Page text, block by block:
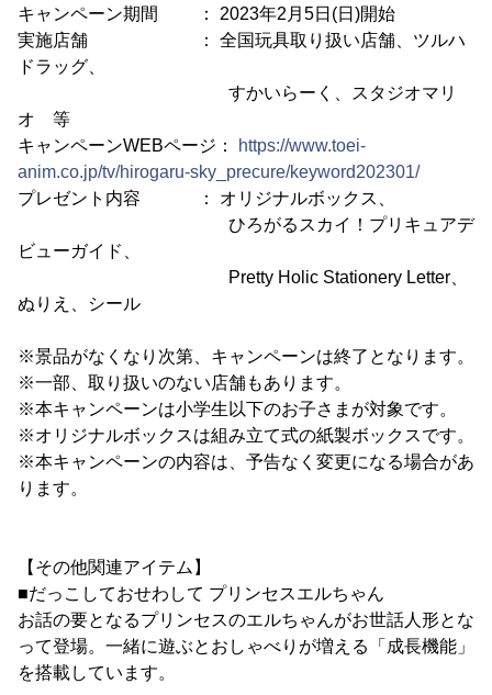
キャンペーン期間 ： 2023年2月5日(日)開始
実施店舗 ： 全国玩具取り扱い店舗、ツルハ
ドラッグ、
すかいらーく、スタジオマリ
オ 等
キャンペーンWEBページ：
https://www.toei-
anim.co.jp/tv/hirogaru-sky_precure/keyword202301/
プレゼント内容 ： オリジナルボックス、
ひろがるスカイ！プリキュアデ
ビューガイド、
Pretty Holic Stationery Letter、
ぬりえ、シール
※景品がなくなり次第、キャンペーンは終了となります。
※一部、取り扱いのない店舗もあります。
※本キャンペーンは小学生以下のお子さまが対象です。
※オリジナルボックスは組み立て式の紙製ボックスです。
※本キャンペーンの内容は、予告なく変更になる場合があ
ります。
【その他関連アイテム】
■だっこしておせわして プリンセスエルちゃん
お話の要となるプリンセスのエルちゃんがお世話人形とな
って登場。一緒に遊ぶとおしゃべりが増える「成長機能」
を搭載しています。